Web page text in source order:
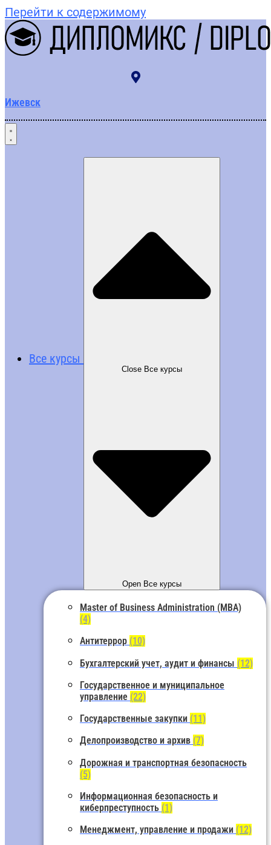
Перейти к содержимому
Ижевск
Все курсы
Close Все курсы
Open Все курсы
Master of Business Administration (MBA)
(4)
Антитеррор (10)
Бухгалтерский учет, аудит и финансы (12)
Государственное и муниципальное
управление (22)
Государственные закупки (11)
Делопроизводство и архив (7)
Дорожная и транспортная безопасность
(5)
Информационная безопасность и
киберпреступность (1)
Менеджмент, управление и продажи (12)